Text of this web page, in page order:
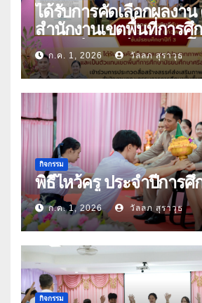
ได้รับการคัดเลือกผลงา
สำนักงานเขตพื้นที่การศึ
มัธยมศึกษาศรีสะเกษ ยโ
ก.ค. 1, 2026 วัลลภ สุราวุธ
กิจกรรม
พิธีไหว้ครู ประจำปีการศึ
ก.ค. 1, 2026 วัลลภ สุราวุธ
กิจกรรม